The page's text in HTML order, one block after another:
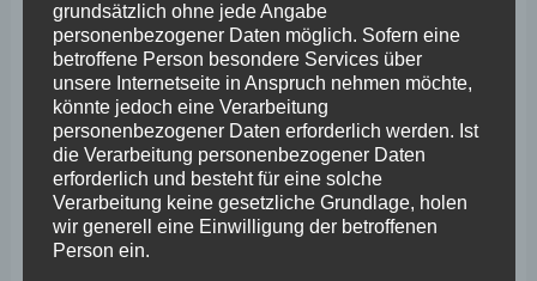
zumindest in die richtige Richtung. Wichtig wäre aber,
dass wir endlich ein richtiges Bestandsmanagement
erhalten, wie etwa in Schweden und auch anderswo
üblich. Schade ist, dass erst die grüne
Bundesumweltministerin Steffi Lemke vorlegen muss,
um ihrer grünen Amtskollegin in Rheinland-Pfalz zu
erklären, dass die Idee der Bayerischen
grundsätzlich ohne jede Angabe
personenbezogener Daten möglich. Sofern eine
betroffene Person besondere Services über
unsere Internetseite in Anspruch nehmen möchte,
könnte jedoch eine Verarbeitung
personenbezogener Daten erforderlich werden. Ist
die Verarbeitung personenbezogener Daten
erforderlich und besteht für eine solche
Verarbeitung keine gesetzliche Grundlage, holen
wir generell eine Einwilligung der betroffenen
Person ein.